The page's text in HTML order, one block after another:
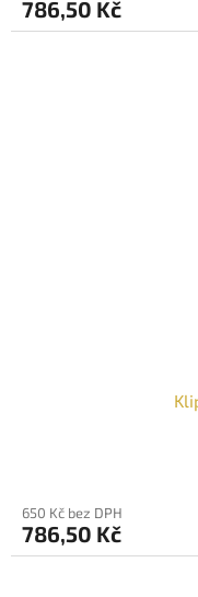
786,50 Kč
650 Kč bez DPH
786,50 Kč